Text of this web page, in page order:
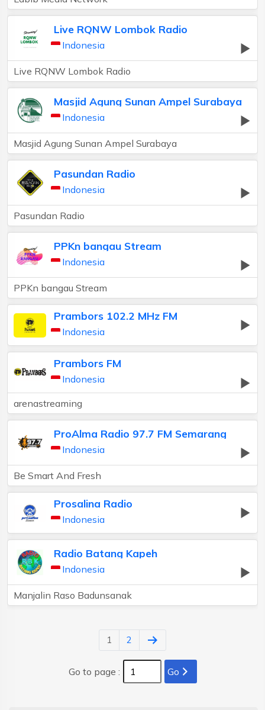
Live RQNW Lombok Radio
Indonesia
Live RQNW Lombok Radio
Masjid Agung Sunan Ampel Surabaya
Indonesia
Masjid Agung Sunan Ampel Surabaya
Pasundan Radio
Indonesia
Pasundan Radio
PPKn bangau Stream
Indonesia
PPKn bangau Stream
Prambors 102.2 MHz FM
Indonesia
Prambors FM
Indonesia
arenastreaming
ProAlma Radio 97.7 FM Semarang
Indonesia
Be Smart And Fresh
Prosalina Radio
Indonesia
Radio Batang Kapeh
Indonesia
Manjalin Raso Badunsanak
1 2
Go to page : Go